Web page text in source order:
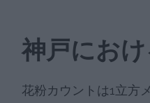
神戸にお
花粉カウントは1立方